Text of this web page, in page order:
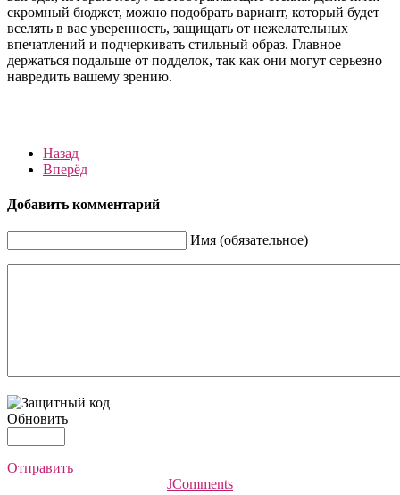
скромный бюджет, можно подобрать вариант, который будет
вселять в вас уверенность, защищать от нежелательных
впечатлений и подчеркивать стильный образ. Главное –
держаться подальше от подделок, так как они могут серьезно
навредить вашему зрению.
Назад
Вперёд
Добавить комментарий
Имя (обязательное)
Обновить
Отправить
JComments